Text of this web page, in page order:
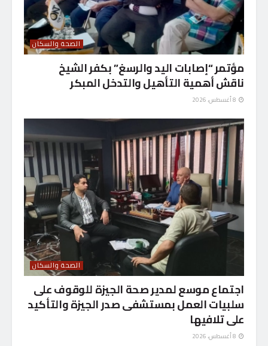
الصحة والسكان
مؤتمر “إصابات اليد والرسغ” بكفر الشيخ
ناقش أهمية التأهيل والتدخل المبكر
الصحة والسكان
اجتماع موسع لمدير صحة الجيزة للوقوف على
سلبيات العمل بمستشفى صدر الجيزة والتأكيد
على تلافيها